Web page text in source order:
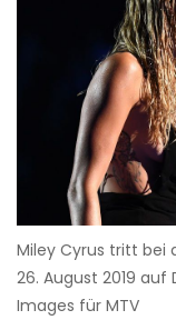
Miley Cyrus tritt bei
26. August 2019
Images für MTV